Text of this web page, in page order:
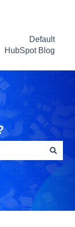
de
Default
HubSpot Blog
de búsqueda